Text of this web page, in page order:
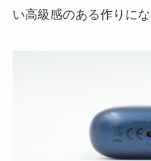
い高級感のある作りにな